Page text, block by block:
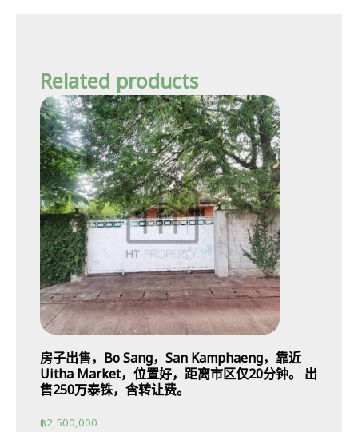
Related products
房子出售，Bo Sang，San Kamphaeng，靠近
Uitha Market，位置好，距离市区仅20分钟。 出
售250万泰铢，含转让费。
฿2,500,000